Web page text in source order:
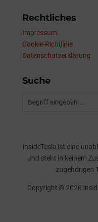
Rechtliches
Impressum
Cookie-Richtlinie
Datenschutzerklärung
Suche
insideTesla ist eine
und steht in keinem
zugehörigen
Copyright © 2026